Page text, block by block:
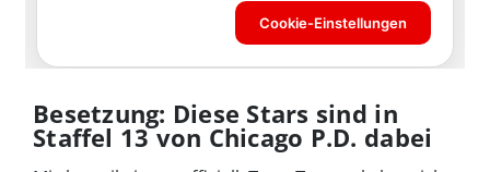
Besetzung: Diese Stars sind in
Staffel 13 von Chicago P.D. dabei